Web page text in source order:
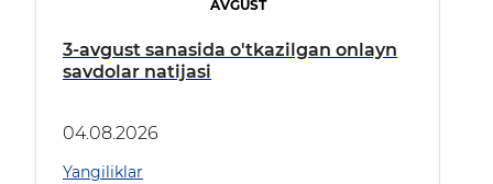
AVGUST
3-avgust sanasida o'tkazilgan onlayn
savdolar natijasi
04.08.2026
Yangiliklar